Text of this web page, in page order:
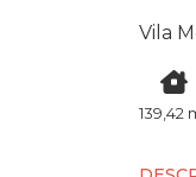
Vila
139,42